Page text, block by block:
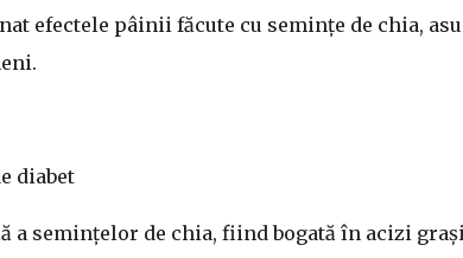
efectele pâinii făcute cu semințe de chia,
diabet
a semințelor de chia, fiind bogată în acizi